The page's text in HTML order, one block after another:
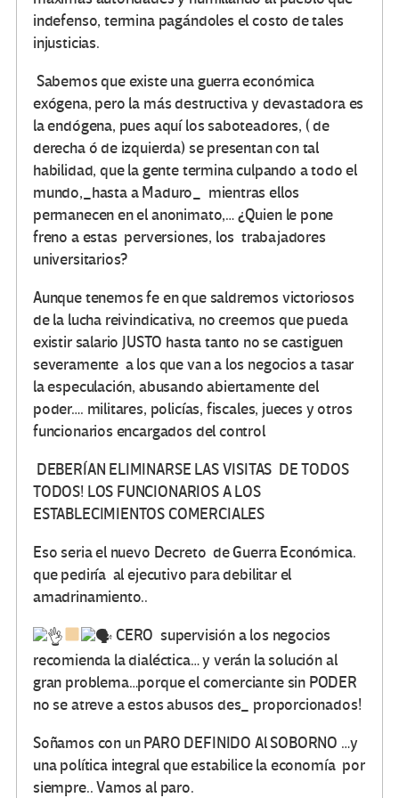
indefenso, termina pagándoles el costo de tales
injusticias.
Sabemos que existe una guerra económica
exógena, pero la más destructiva y devastadora es
la endógena, pues aquí los saboteadores, ( de
derecha ó de izquierda) se presentan con tal
habilidad, que la gente termina culpando a todo el
mundo,_hasta a Maduro_ mientras ellos
permanecen en el anonimato,… ¿Quien le pone
freno a estas perversiones, los trabajadores
universitarios?
Aunque tenemos fe en que saldremos victoriosos
de la lucha reivindicativa, no creemos que pueda
existir salario JUSTO hasta tanto no se castiguen
severamente a los que van a los negocios a tasar
la especulación, abusando abiertamente del
poder…. militares, policías, fiscales, jueces y otros
funcionarios encargados del control
DEBERÍAN ELIMINARSE LAS VISITAS DE TODOS
TODOS! LOS FUNCIONARIOS A LOS
ESTABLECIMIENTOS COMERCIALES
Eso seria el nuevo Decreto de Guerra Económica.
que pediría al ejecutivo para debilitar el
amadrinamiento..
CERO supervisión a los negocios
recomienda la dialéctica… y verán la solución al
gran problema…porque el comerciante sin PODER
no se atreve a estos abusos des_ proporcionados!
Soñamos con un PARO DEFINIDO Al SOBORNO …y
una política integral que estabilice la economía por
siempre.. Vamos al paro.